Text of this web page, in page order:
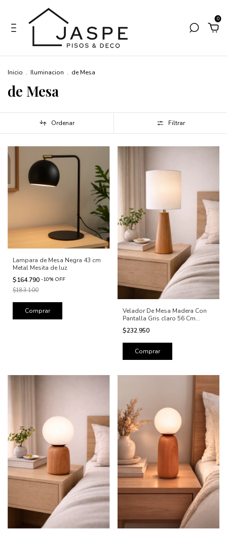
0
Inicio . Iluminacion . de Mesa
de Mesa
Ordenar Filtrar
Lampara de Mesa Negra 43 cm
Metal Mesita de luz
$164.790 -10% OFF
$183.100
Velador De Mesa Madera Con
Pantalla Gris claro 56 Cm
Lámpara Mesita De Luz
$232.950